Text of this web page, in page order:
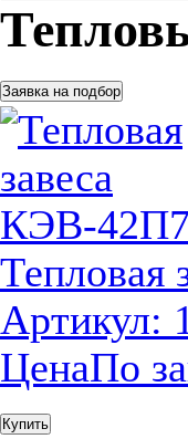
Заявка на подбор
Тепловая
Артикул:
ЦенаПо
Купить